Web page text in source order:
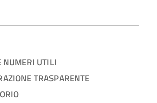
NUMERI UTILI
TRASPARENTE